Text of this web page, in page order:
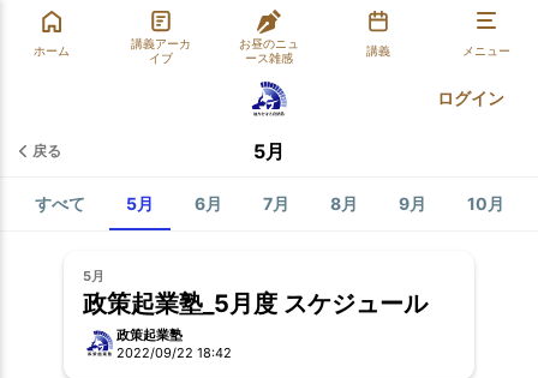
ホーム
講義アーカ
イブ
お昼のニュ
ース雑感
講義 メニュー
ログイン
戻る 5月
すべて 5月 6月 7月 8月 9月 10月
5月
政策起業塾_5月度 スケジュール
政策起業塾
2022/09/22 18:42